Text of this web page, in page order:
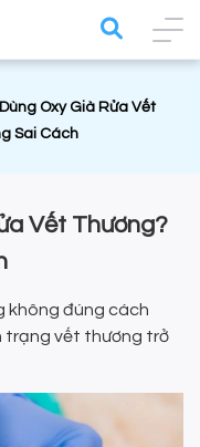
Oxy Già Rửa Vết
Sai Cách
Vết Thương?
không đúng cách
trạng vết thương trở